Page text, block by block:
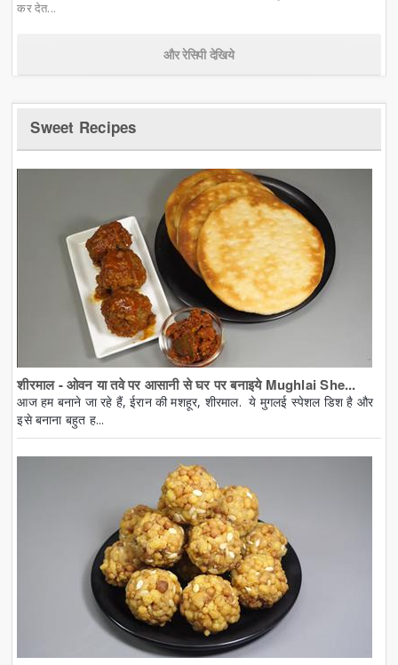
कर देत...
और रेसिपी देखिये
Sweet Recipes
शीरमाल - ओवन या तवे पर आसानी से घर पर बनाइये Mughlai She...
आज हम बनाने जा रहे हैं, ईरान की मशहूर, शीरमाल. ये मुगलई स्पेशल डिश है और
इसे बनाना बहुत ह...